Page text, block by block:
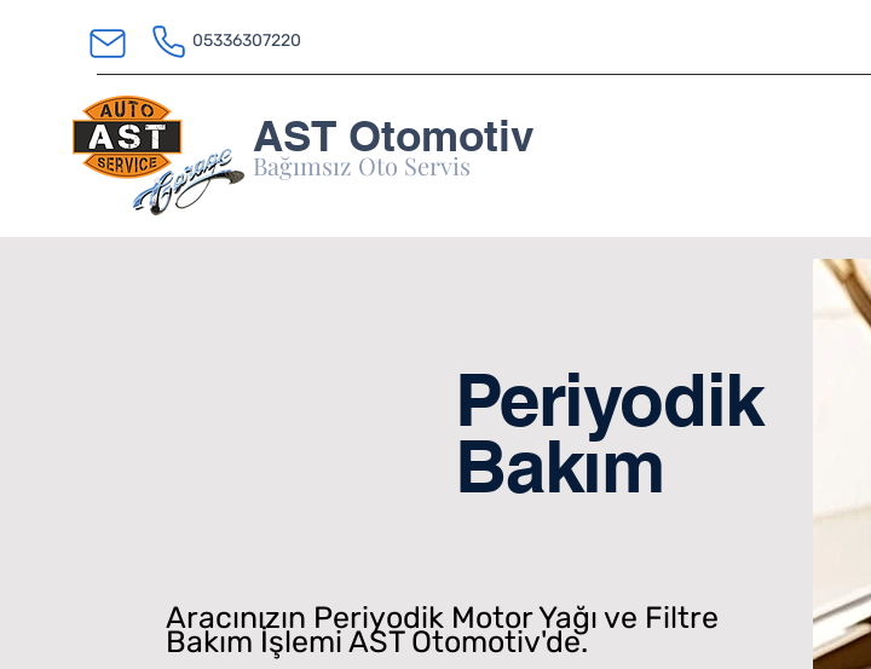
05336307220
AST Otomotiv
Bağımsız Oto Servis
Aracınızın Periyodik Motor Yağı ve Filtre
Bakım İşlemi AST Otomotiv'de.
Periyodik
Bakım